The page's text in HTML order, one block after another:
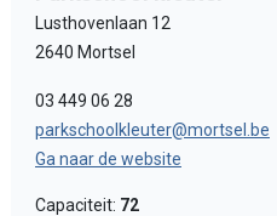
Lusthovenlaan 12
2640 Mortsel
03 449 06 28
parkschoolkleuter@mortsel.be
Ga naar de website
Capaciteit: 72